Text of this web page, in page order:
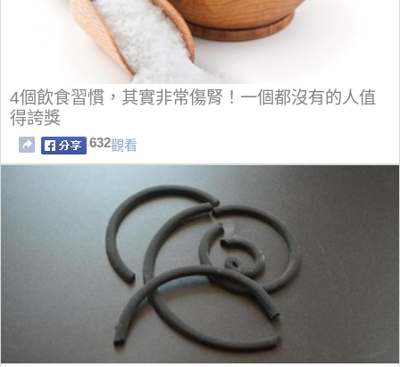
4個飲食習慣，其實非常傷腎！一個都沒有的人值
得誇獎
632觀看